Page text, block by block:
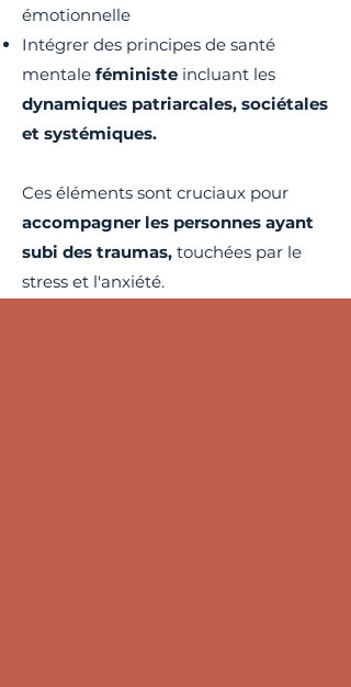
émotionnelle
Intégrer des principes de santé
mentale féministe incluant les
dynamiques patriarcales, sociétales
et systémiques.
Ces éléments sont cruciaux pour
accompagner les personnes ayant
subi des traumas, touchées par le
stress et l'anxiété.